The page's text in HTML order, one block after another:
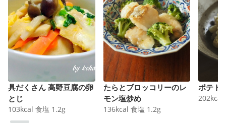
具だくさん 高野豆腐の卵
とじ
103kcal 食塩 1.2g
たらとブロッコリーのレ
モン塩炒め
136kcal 食塩 1.2g
ポテト
202kcal